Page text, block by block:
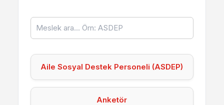
Aile Sosyal Destek Personeli (ASDEP)
Anketör